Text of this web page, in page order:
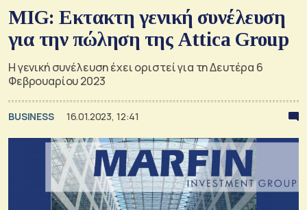
MIG: Εκτακτη γενική συνέλευση
για την πώληση της Attica Group
Η γενική συνέλευση έχει οριστεί για τη Δευτέρα 6
Φεβρουαρίου 2023
BUSINESS 16.01.2023, 12:41